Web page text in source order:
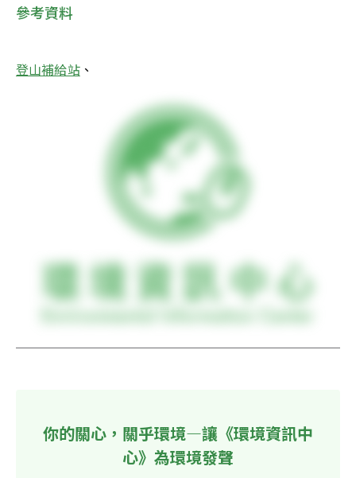
參考資料
登山補給站、
你的關心，關乎環境—讓《環境資訊中
心》為環境發聲